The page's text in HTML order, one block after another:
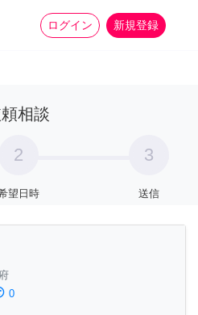
ログイン 新規登録
家事 more_horiz
相談
2
望日時
3
送信
0